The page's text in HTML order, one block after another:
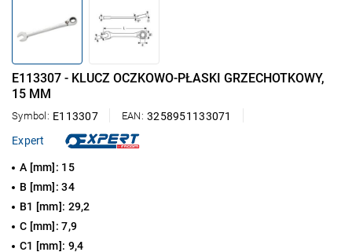
E113307 - KLUCZ OCZKOWO-PŁASKI GRZECHOTKOWY,
15 MM
Symbol: E113307 EAN: 3258951133071
Expert
A [mm]: 15
B [mm]: 34
B1 [mm]: 29,2
C [mm]: 7,9
C1 [mm]: 9,4